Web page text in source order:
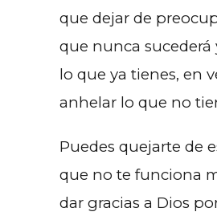
que dejar de
que nunca sucederá
lo que ya tienes, en
anhelar lo que no
Puedes quejarte de
que no te funciona
dar gracias a Dios